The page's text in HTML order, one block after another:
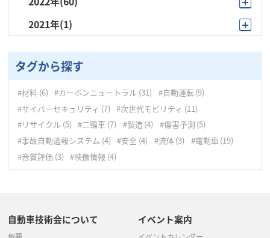
5月(4)
4月(5)
3月
(4)
2月(1)
1月(4)
10月(9)
9月(15)
8月(3)
7月(6)
6月
(3)
5月(4)
4月(3)
1月(4)
11月(5)
10月(4)
9月(21)
8月(5)
7月
(6)
6月(4)
5月(2)
2月(4)
11月(5)
10月(9)
9月(8)
8月
(5)
7月(2)
6月(4)
5月(6)
3月(4)
12月(10)
11月(7)
10月(5)
9月 (4)
8月(5)
7月(5)
6月(3)
5月(6)
4月(7)
2021年(1)
9月(1)
タグから探す
#材料 (6) #カーボンニュートラル (31) #自動運転(9)
#サイバーセキュリティ (7) #次世代モビリティ (11)
#リサイクル (5) #二輪車 (7) #製造(4) #傷害予測 (5)
#事故自動通報システム (4) #安全 (4) #流体(3) #電動車(19)
#音質評価 (3) #映像情報 (4)
自動車技術会について イベント案内